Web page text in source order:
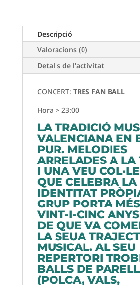
Descripció
Valoracions (0)
Detalls de l'activitat
CONCERT: TRES FAN BALL
Hora > 23:00
LA TRADICIÓ
VALENCIANA EN
PUR. MELODIES
ARRELADES A LA
I UNA VEU
QUE CELEBRA LA
IDENTITAT
GRUP PORTA
VINT-I-CINC
DE QUE VA
LA SEUA
MUSICAL. AL SEU
REPERTORI
BALLS DE
(POLCA, VALS,